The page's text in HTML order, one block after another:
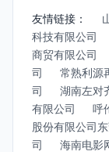
友情链接：
科技有限公司
商贸有限公司
司
常熟利源
司
湖南左对
有限公司
呼
股份有限公司
司
海南电影